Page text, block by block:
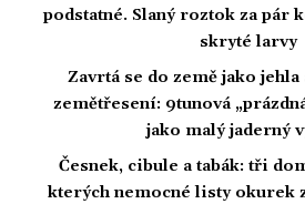
podstatné. Slaný roztok za pár
skryté larvy
Zavrtá se do země jako
zemětřesení: 9tunová
jako malý jaderný
Česnek, cibule a tabák: tři
kterých nemocné listy okurek